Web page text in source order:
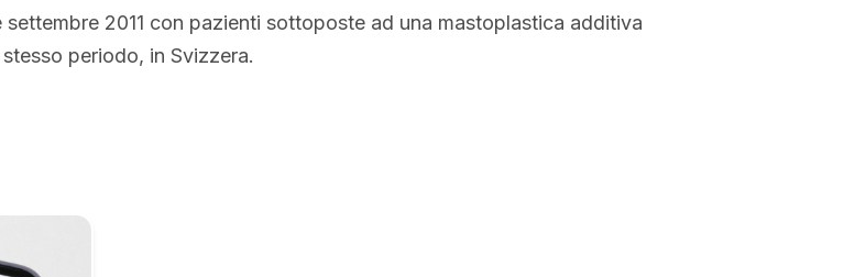
2011 con pazienti sottoposte ad una mastoplastica additiva
periodo, in Svizzera.